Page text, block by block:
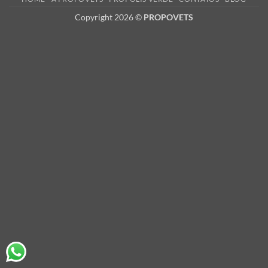
Copyright 2026 © PROPOVETS